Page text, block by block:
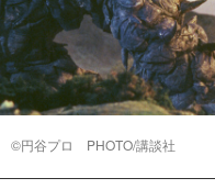
©円谷プロ PHOTO/講談社